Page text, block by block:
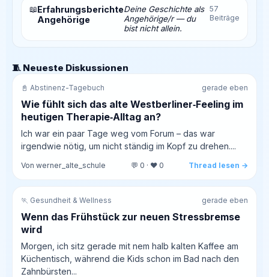
📖Erfahrungsberichte
Angehörige
Deine Geschichte als
Angehörige/r — du
bist nicht allein.
57
Beiträge
🧵 Neueste Diskussionen
📓 Abstinenz-Tagebuch gerade eben
Wie fühlt sich das alte Westberliner‑Feeling im
heutigen Therapie‑Alltag an?
Ich war ein paar Tage weg vom Forum – das war
irgendwie nötig, um nicht ständig im Kopf zu drehen....
Von werner_alte_schule 💬 0 · ❤️ 0 Thread lesen →
🏃 Gesundheit & Wellness gerade eben
Wenn das Frühstück zur neuen Stressbremse
wird
Morgen, ich sitz gerade mit nem halb kalten Kaffee am
Küchentisch, während die Kids schon im Bad nach den
Zahnbürsten...